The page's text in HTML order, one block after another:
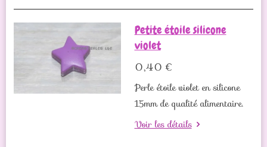
Petite étoile silicone
violet
0,40 €
Perle étoile violet en silicone
15mm de qualité alimentaire.
Voir les détails